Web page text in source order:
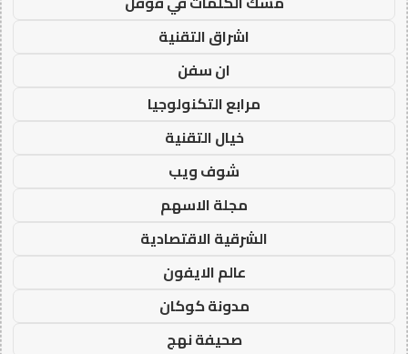
اشراق التقنية
ان سفن
مرابع التكنولوجيا
خيال التقنية
شوف ويب
مجلة الاسهم
الشرقية الاقتصادية
عالم الايفون
مدونة كوكان
صحيفة نهج